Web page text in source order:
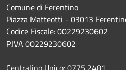
Comune di Ferentino
Piazza Matteotti - 03013
Codice Fiscale: 00229230602
P.IVA 00229230602